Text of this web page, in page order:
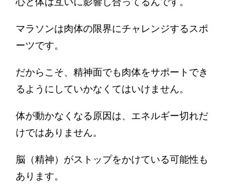
マラソンは肉体の限界にチャレンジするスポ
ーツです。
だからこそ、精神面でも肉体をサポートでき
るようにしていかなくてはいけません。
体が動かなくなる原因は、エネルギー切れだ
けではありません。
脳（精神）がストップをかけている可能性も
あります。